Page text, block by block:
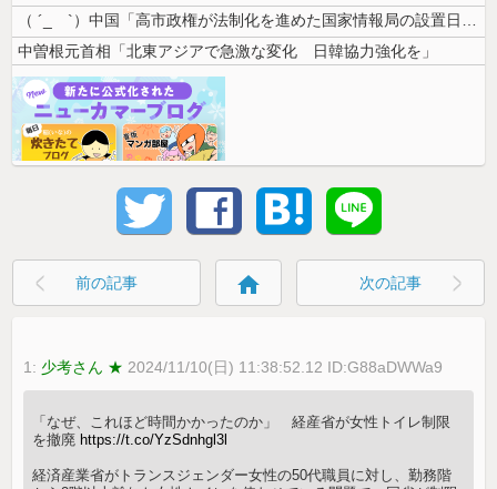
（ ´_ゝ`）中国「高市政権が法制化を進めた国家情報局の設置日が7月3...
中曽根元首相「北東アジアで急激な変化 日韓協力強化を」
前の記事 home 次の記事
1: 少考さん ★ 2024/11/10(日) 11:38:52.12 ID:G88aDWWa9
「なぜ、これほど時間かかったのか」 経産省が女性トイレ制限
を撤廃 https://t.co/YzSdnhgl3l
経済産業省がトランスジェンダー女性の50代職員に対し、勤務階